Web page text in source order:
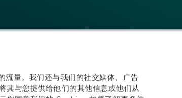
流量。我们还与我们的社交媒体、广告
其与您提供给他们的其他信息或他们从